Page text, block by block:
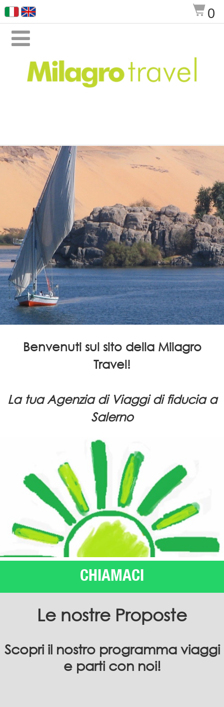
$0

Benvenuti sul sito della Milagro
Travel!
La tua Agenzia di Viaggi di fiducia a
Salerno
CHIAMACI
Le nostre Proposte
Scopri il nostro programma viaggi
e parti con noi!